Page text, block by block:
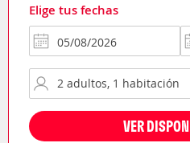
Elige tus fechas
VER